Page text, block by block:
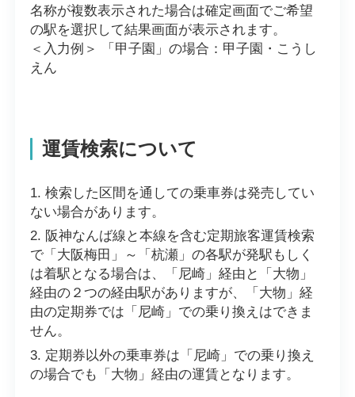
名称が複数表示された場合は確定画面でご希望
の駅を選択して結果画面が表示されます。
＜入力例＞ 「甲子園」の場合：甲子園・こうし
えん
運賃検索について
検索した区間を通しての乗車券は発売してい
ない場合があります。
阪神なんば線と本線を含む定期旅客運賃検索
で「大阪梅田」～「杭瀬」の各駅が発駅もしく
は着駅となる場合は、「尼崎」経由と「大物」
経由の２つの経由駅がありますが、「大物」経
由の定期券では「尼崎」での乗り換えはできま
せん。
定期券以外の乗車券は「尼崎」での乗り換え
の場合でも「大物」経由の運賃となります。